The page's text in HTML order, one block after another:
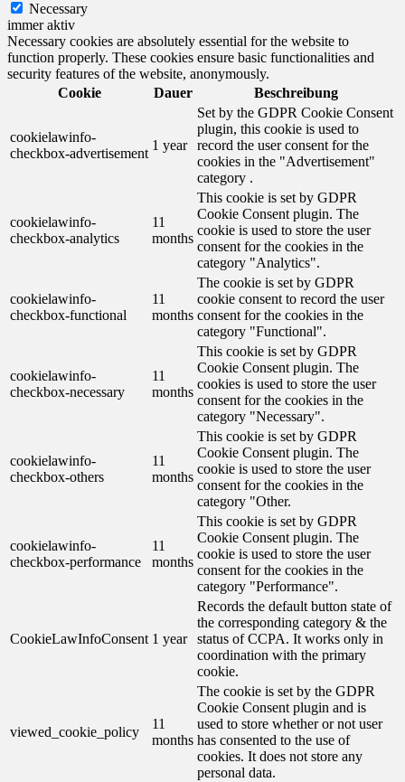
Necessary
immer aktiv
Necessary cookies are absolutely essential for the website to
function properly. These cookies ensure basic functionalities and
security features of the website, anonymously.
Cookie
Dauer Beschreibung
cookielawinfo-
checkbox-advertisement
1 year
Set by the GDPR Cookie Consent
plugin, this cookie is used to
record the user consent for the
cookies in the "Advertisement"
category .
cookielawinfo-
checkbox-analytics
11
months
This cookie is set by GDPR
Cookie Consent plugin. The
cookie is used to store the user
consent for the cookies in the
category "Analytics".
cookielawinfo-
checkbox-functional
11
months
The cookie is set by GDPR
cookie consent to record the user
consent for the cookies in the
category "Functional".
cookielawinfo-
checkbox-necessary
11
months
This cookie is set by GDPR
Cookie Consent plugin. The
cookies is used to store the user
consent for the cookies in the
category "Necessary".
cookielawinfo-
checkbox-others
11
months
This cookie is set by GDPR
Cookie Consent plugin. The
cookie is used to store the user
consent for the cookies in the
category "Other.
cookielawinfo-
checkbox-performance
11
months
This cookie is set by GDPR
Cookie Consent plugin. The
cookie is used to store the user
consent for the cookies in the
category "Performance".
CookieLawInfoConsent 1 year
Records the default button state of
the corresponding category & the
status of CCPA. It works only in
coordination with the primary
cookie.
viewed_cookie_policy
11
months
The cookie is set by the GDPR
Cookie Consent plugin and is
used to store whether or not user
has consented to the use of
cookies. It does not store any
personal data.